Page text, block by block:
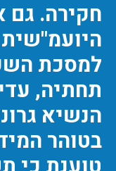
חקירה. גם
למסכת
תחתיה,
הנשיא
בטוהר